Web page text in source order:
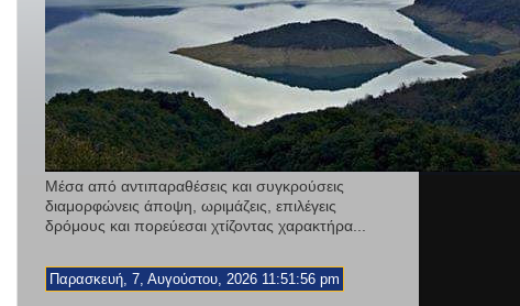
Μέσα από αντιπαραθέσεις και συγκρούσεις
διαμορφώνεις άποψη, ωριμάζεις, επιλέγεις
δρόμους και πορεύεσαι χτίζοντας χαρακτήρα...
Παρασκευή, 7, Αυγούστου, 2026 11:51:57 pm